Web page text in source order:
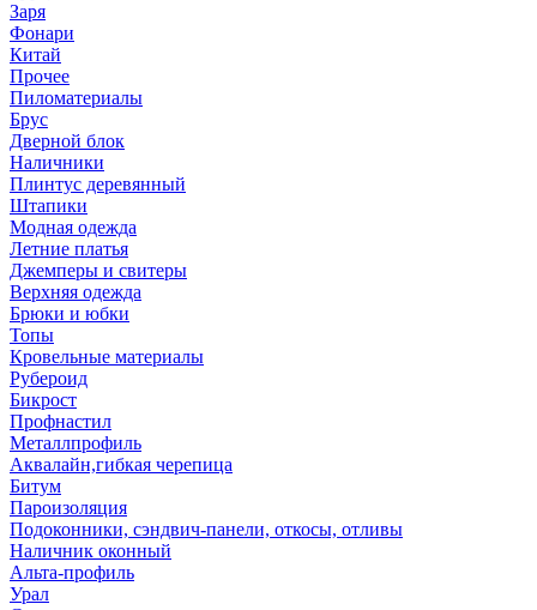
Заря
Фонари
Китай
Прочее
Пиломатериалы
Брус
Дверной блок
Наличники
Плинтус деревянный
Штапики
Модная одежда
Летние платья
Джемперы и свитеры
Верхняя одежда
Брюки и юбки
Топы
Кровельные материалы
Рубероид
Бикрост
Профнастил
Металлпрофиль
Аквалайн,гибкая черепица
Битум
Пароизоляция
Подоконники, сэндвич-панели, откосы, отливы
Наличник оконный
Альта-профиль
Урал